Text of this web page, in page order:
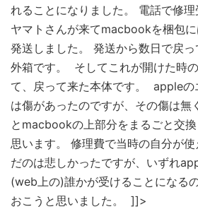
れることになりました。 電話で修
ヤマトさんが来てmacbookを梱包
発送しました。 発送から数日で戻
外箱です。
そしてこれが開けた時
て、戻って来た本体です。
appleの
は傷があったのですが、その傷は無
とmacbookの上部分をまるごと交
思います。 修理費で当時の自分が
だのは悲しかったですが、いずれ
(web上の)誰かが受けることになる
おこうと思いました。 ]]>